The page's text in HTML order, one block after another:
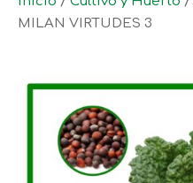
MILAN VIRTUDES 3